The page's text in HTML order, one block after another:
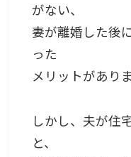
がない、
妻が離婚した後
った
メリットがありま
しかし、夫が住
と、